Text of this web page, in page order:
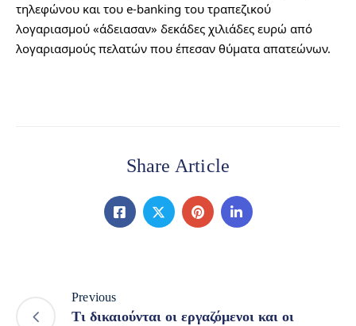
τηλεφώνου και του e-banking του τραπεζικού
λογαριασμού «άδειασαν» δεκάδες χιλιάδες ευρώ από
λογαριασμούς πελατών που έπεσαν θύματα απατεώνων.
Share Article
Previous
Τι δικαιούνται οι εργαζόμενοι και οι